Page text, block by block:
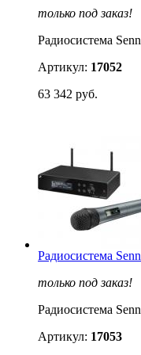
только под заказ!
Радиосистема
Артикул: 17052
63 342 руб.
Радиосистема
только под заказ!
Радиосистема
Артикул: 17053